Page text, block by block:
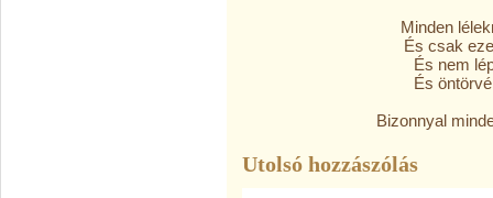
Minden
És csak
És nem
És
Bizonnyal
Utolsó hozzászólás